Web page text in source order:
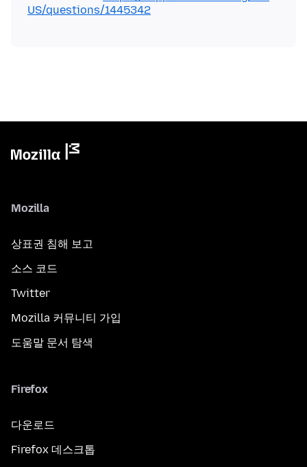
US/questions/1445342
Mozilla
상표권 침해 보고
소스 코드
Twitter
Mozilla 커뮤니티 가입
도움말 문서 탐색
Firefox
다운로드
Firefox 데스크톱